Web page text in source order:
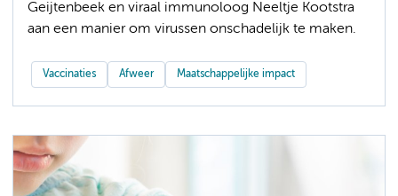
Geijtenbeek en viraal immunoloog Neeltje Kootstra
aan een manier om virussen onschadelijk te maken.
Vaccinaties Afweer Maatschappelijke impact